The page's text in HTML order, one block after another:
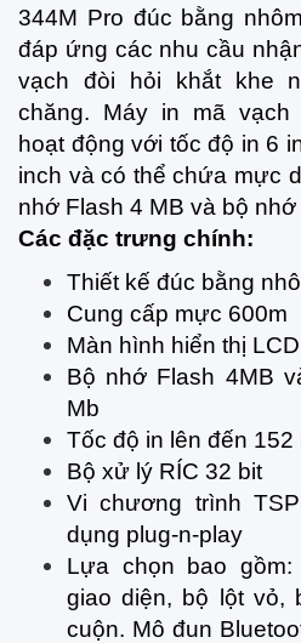
344M Pro đúc bằng
đáp ứng các nhu cầu
vạch đòi hỏi khắt khe
chăng. Máy in mã vạch
hoạt động với tốc độ in 6
inch và có thể chứa mực
nhớ Flash 4 MB và bộ
Các đặc trưng chính:
Thiết kế đúc bằng
Cung cấp mực 600m
Màn hình hiển thị
Bộ nhớ Flash 4MB
Mb
Tốc độ in lên đến 152
Bộ xử lý RÍC 32 bit
Vi chương trình
dụng plug-n-play
Lựa chọn bao
giao diện, bộ lột vỏ,
cuộn. Mô đun